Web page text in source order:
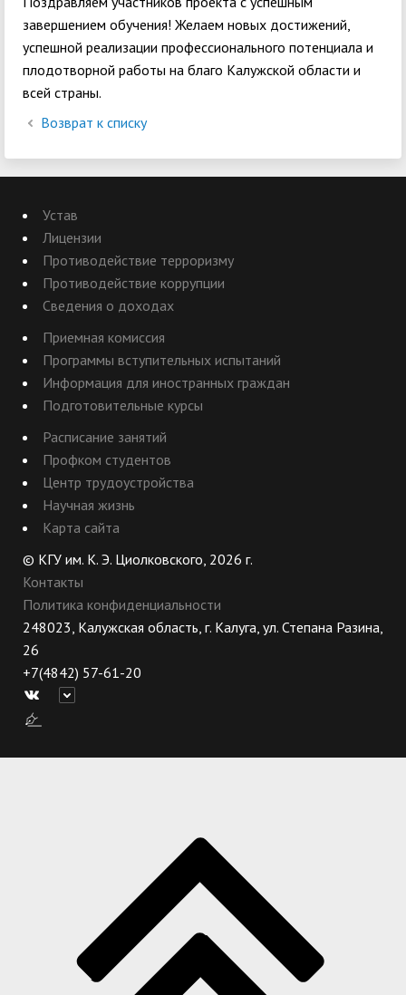
завершением обучения! Желаем новых достижений,
успешной реализации профессионального потенциала и
плодотворной работы на благо Калужской области и
всей страны.
Возврат к списку
Устав
Лицензии
Противодействие терроризму
Противодействие коррупции
Сведения о доходах
Приемная комиссия
Программы вступительных испытаний
Информация для иностранных граждан
Подготовительные курсы
Расписание занятий
Профком студентов
Центр трудоустройства
Научная жизнь
Карта сайта
© КГУ им. К. Э. Циолковского, 2026 г.
Контакты
Политика конфиденциальности
248023, Калужская область, г. Калуга, ул. Степана Разина,
26
+7(4842) 57-61-20